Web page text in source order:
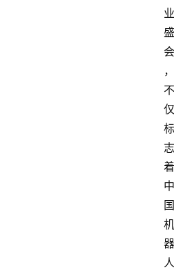
业
盛
会
，
不
仅
标
志
着
中
国
机
器
人